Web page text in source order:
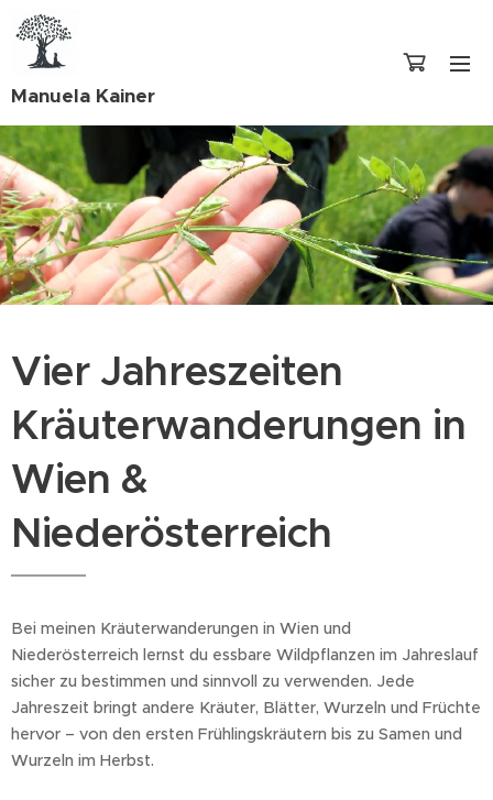
Manuela Kainer
Vier Jahreszeiten
Kräuterwanderungen in
Wien &
Niederösterreich
Bei meinen Kräuterwanderungen in Wien und
Niederösterreich lernst du essbare Wildpflanzen im Jahreslauf
sicher zu bestimmen und sinnvoll zu verwenden. Jede
Jahreszeit bringt andere Kräuter, Blätter, Wurzeln und Früchte
hervor – von den ersten Frühlingskräutern bis zu Samen und
Wurzeln im Herbst.